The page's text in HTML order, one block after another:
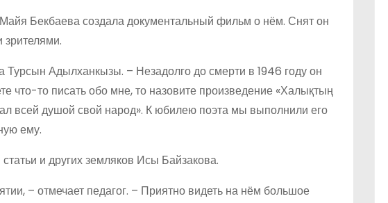
Бекбаева создала документальный фильм о нём. Снят он
Адылханкызы. – Незадолго до смерти в 1946 году он
что-то писать обо мне, то назовите произведение «Халықтың
всей душой свой народ». К юбилею поэта мы выполнили его
ему.
и других земляков Исы Байзакова.
– отмечает педагог. – Приятно видеть на нём большое